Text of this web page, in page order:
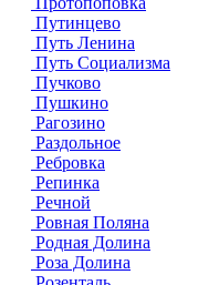
Путинцево
Путь Ленина
Путь Социализма
Пучково
Пушкино
Рагозино
Раздольное
Ребровка
Репинка
Речной
Ровная Поляна
Родная Долина
Роза Долина